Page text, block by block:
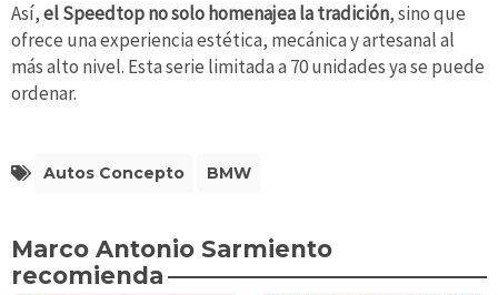
Así,el Speedtop no solo homenajea la tradición, sino que
ofrece una experiencia estética, mecánica y artesanal al
más alto nivel. Esta serie limitada a 70 unidades ya se puede
ordenar.
Autos Concepto BMW
Marco Antonio Sarmiento
recomienda